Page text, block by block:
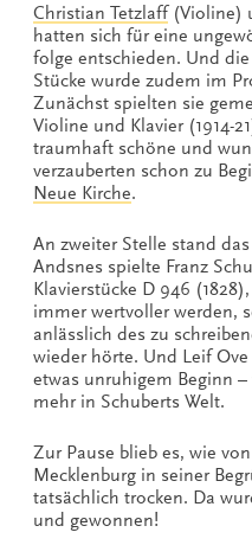
Christian Tetzlaff(Violine)
hatten sich für eine
folge entschieden. Und
Stücke wurde zudem im
Zunächst spielten sie
Violine und Klavier (1914-
traumhaft schöne und
verzauberten schon zu
Neue Kirche.
An zweiter Stelle stand
Andsnes spielte Franz
Klavierstücke D 946
immer wertvoller werden,
anlässlich des zu
wieder hörte. Und Leif
etwas unruhigem Beginn
mehr in Schuberts Welt.
Zur Pause blieb es, wie
Mecklenburg in seiner
tatsächlich trocken. Da
und gewonnen!